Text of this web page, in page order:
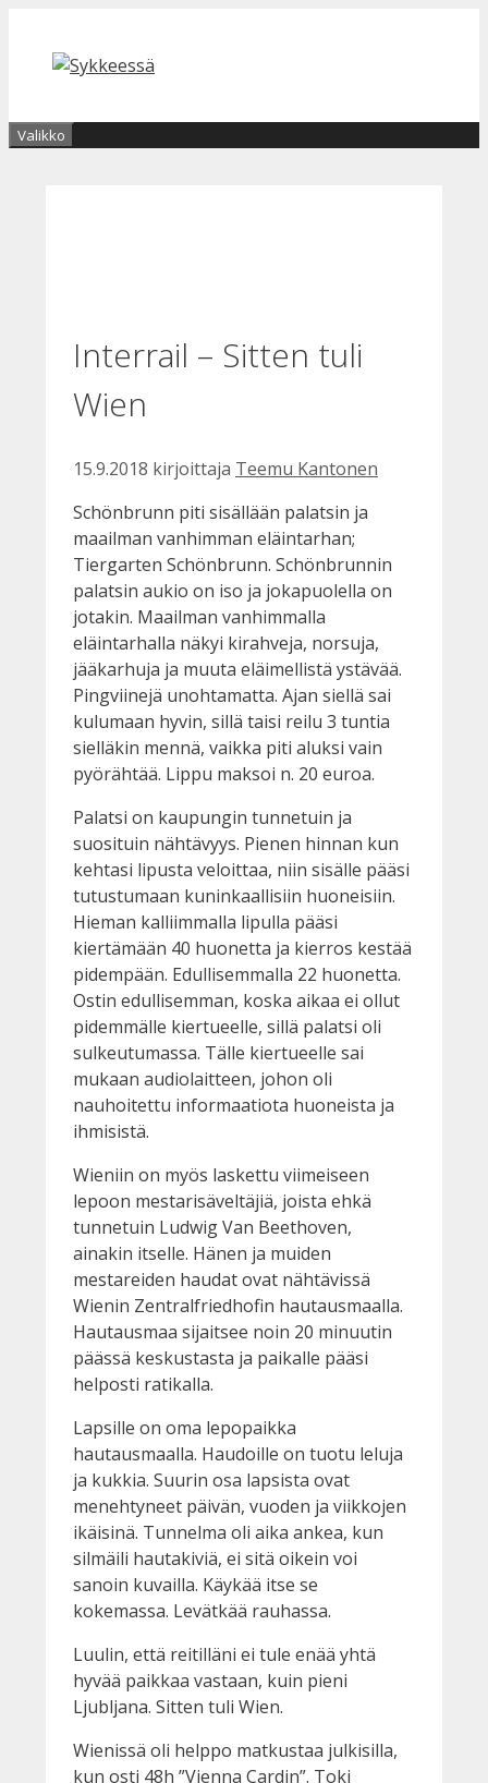
sisältöön
Valikko
Interrail – Sitten tuli
Wien
15.9.2018 kirjoittaja Teemu Kantonen
Schönbrunn piti sisällään palatsin ja
maailman vanhimman eläintarhan;
Tiergarten Schönbrunn. Schönbrunnin
palatsin aukio on iso ja jokapuolella on
jotakin. Maailman vanhimmalla
eläintarhalla näkyi kirahveja, norsuja,
jääkarhuja ja muuta eläimellistä ystävää.
Pingviinejä unohtamatta. Ajan siellä sai
kulumaan hyvin, sillä taisi reilu 3 tuntia
sielläkin mennä, vaikka piti aluksi vain
pyörähtää. Lippu maksoi n. 20 euroa.
Palatsi on kaupungin tunnetuin ja
suosituin nähtävyys. Pienen hinnan kun
kehtasi lipusta veloittaa, niin sisälle pääsi
tutustumaan kuninkaallisiin huoneisiin.
Hieman kalliimmalla lipulla pääsi
kiertämään 40 huonetta ja kierros kestää
pidempään. Edullisemmalla 22 huonetta.
Ostin edullisemman, koska aikaa ei ollut
pidemmälle kiertueelle, sillä palatsi oli
sulkeutumassa. Tälle kiertueelle sai
mukaan audiolaitteen, johon oli
nauhoitettu informaatiota huoneista ja
ihmisistä.
Wieniin on myös laskettu viimeiseen
lepoon mestarisäveltäjiä, joista ehkä
tunnetuin Ludwig Van Beethoven,
ainakin itselle. Hänen ja muiden
mestareiden haudat ovat nähtävissä
Wienin Zentralfriedhofin hautausmaalla.
Hautausmaa sijaitsee noin 20 minuutin
päässä keskustasta ja paikalle pääsi
helposti ratikalla.
Lapsille on oma lepopaikka
hautausmaalla. Haudoille on tuotu leluja
ja kukkia. Suurin osa lapsista ovat
menehtyneet päivän, vuoden ja viikkojen
ikäisinä. Tunnelma oli aika ankea, kun
silmäili hautakiviä, ei sitä oikein voi
sanoin kuvailla. Käykää itse se
kokemassa. Levätkää rauhassa.
Luulin, että reitilläni ei tule enää yhtä
hyvää paikkaa vastaan, kuin pieni
Ljubljana. Sitten tuli Wien.
Wienissä oli helppo matkustaa julkisilla,
kun osti 48h ”Vienna Cardin”. Toki